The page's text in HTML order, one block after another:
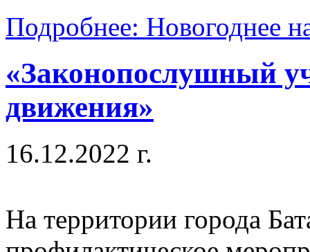
Подробнее: Новогоднее
«Законопослушный
движения»
16.12.2022 г.
На территории города